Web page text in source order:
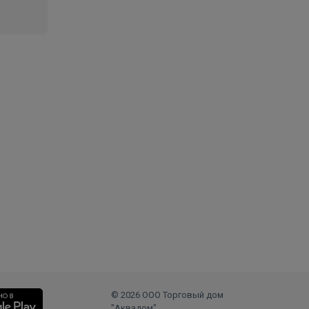
© 2026 ООО Торговый дом